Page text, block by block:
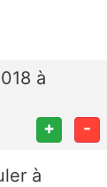
à
+ -
à